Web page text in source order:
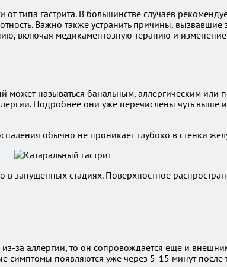
типа гастрита. В большинстве случаев
Важно также устранить причины,
включая медикаментозную терапию и изменение
называться банальным, аллергическим
Подробнее они уже перечислены чуть выше
обычно не проникает глубоко в стенки
запущенных стадиях. Поверхностное
за аллергии, то он сопровождается еще и
симптомы появляются уже через 5-15 минут после